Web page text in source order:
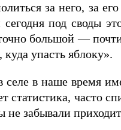
за него, за
под своды
большой —
куда упасть яблоку».
в наше время
статистика, часто
не забывали